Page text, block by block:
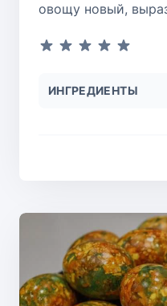
овощу новый,
ИНГРЕДИЕНТЫ